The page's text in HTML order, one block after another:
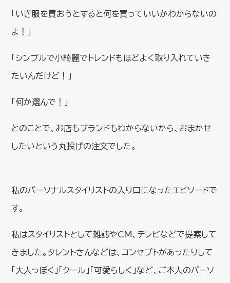
「いざ服を買おうとすると何を買っていいかわからないの
よ！」
「シンプルで小綺麗でトレンドもほどよく取り入れていき
たいんだけど！」
「何か選んで！」
とのことで、お店もブランドもわからないから、おまかせ
したいという丸投げの注文でした。
私のパーソナルスタイリストの入り口になったエピソードで
す。
私はスタイリストとして雑誌やCM、テレビなどで提案して
きました。タレントさんなどは、コンセプトがあったりして
「大人っぽく」「クール」「可愛らしく」など、ご本人のパーソ